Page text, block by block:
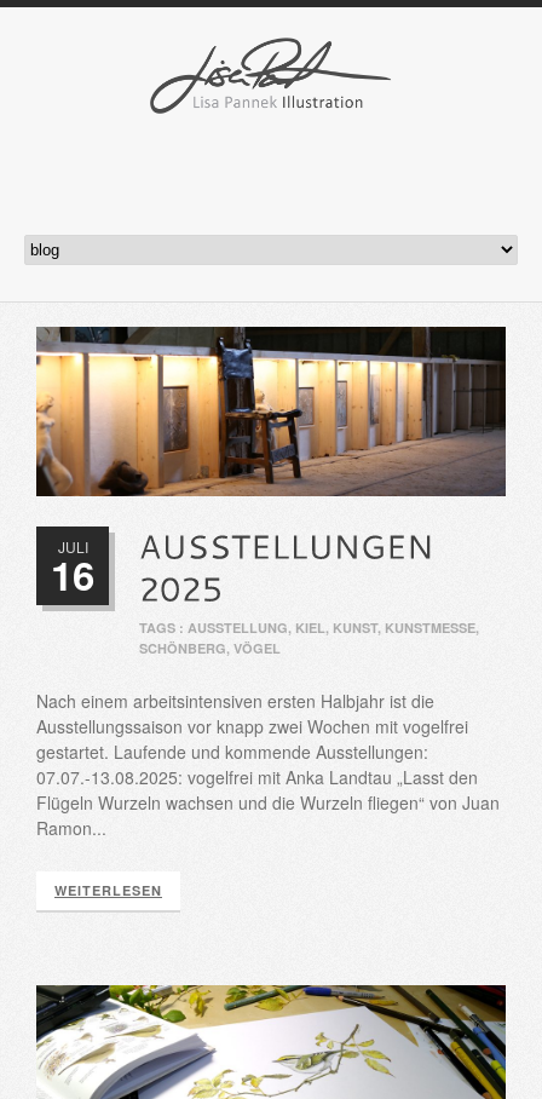
JULI
16
TAGS : AUSSTELLUNG, KIEL, KUNST, KUNSTMESSE,
SCHÖNBERG, VÖGEL
Nach einem arbeitsintensiven ersten Halbjahr ist die
Ausstellungssaison vor knapp zwei Wochen mit vogelfrei
gestartet. Laufende und kommende Ausstellungen:
07.07.-13.08.2025: vogelfrei mit Anka Landtau „Lasst den
Flügeln Wurzeln wachsen und die Wurzeln fliegen“ von Juan
Ramon...
WEITERLESEN